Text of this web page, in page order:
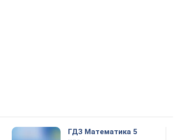
ГДЗ Математика 5